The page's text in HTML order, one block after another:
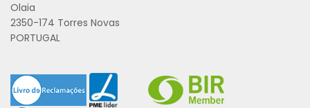
Olaia
2350-174 Torres Novas
PORTUGAL